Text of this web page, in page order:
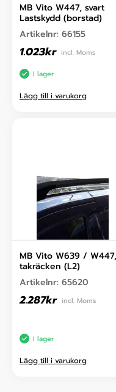
MB Vito W447, svart
Lastskydd (borstad)
Artikelnr: 66155
1.023kr incl. Moms
I lager
Lägg till i varukorg
MB Vito W639 / W447,
takräcken (L2)
Artikelnr: 65620
2.287kr incl. Moms
I lager
Lägg till i varukorg